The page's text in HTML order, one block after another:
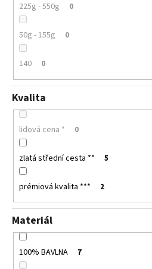
225g - 550g 0
50g - 155g 0
140 0
Kvalita
lidová cena * 0
zlatá střední cesta ** 5
prémiová kvalita *** 2
Materiál
100% BAVLNA 7